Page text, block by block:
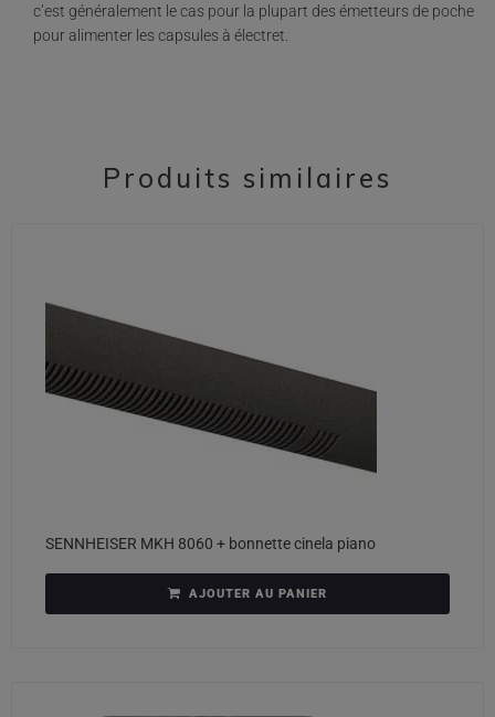
c’est généralement le cas pour la plupart des émetteurs de poche
pour alimenter les capsules à électret.
Produits similaires
SENNHEISER MKH 8060 + bonnette cinela piano
AJOUTER AU PANIER